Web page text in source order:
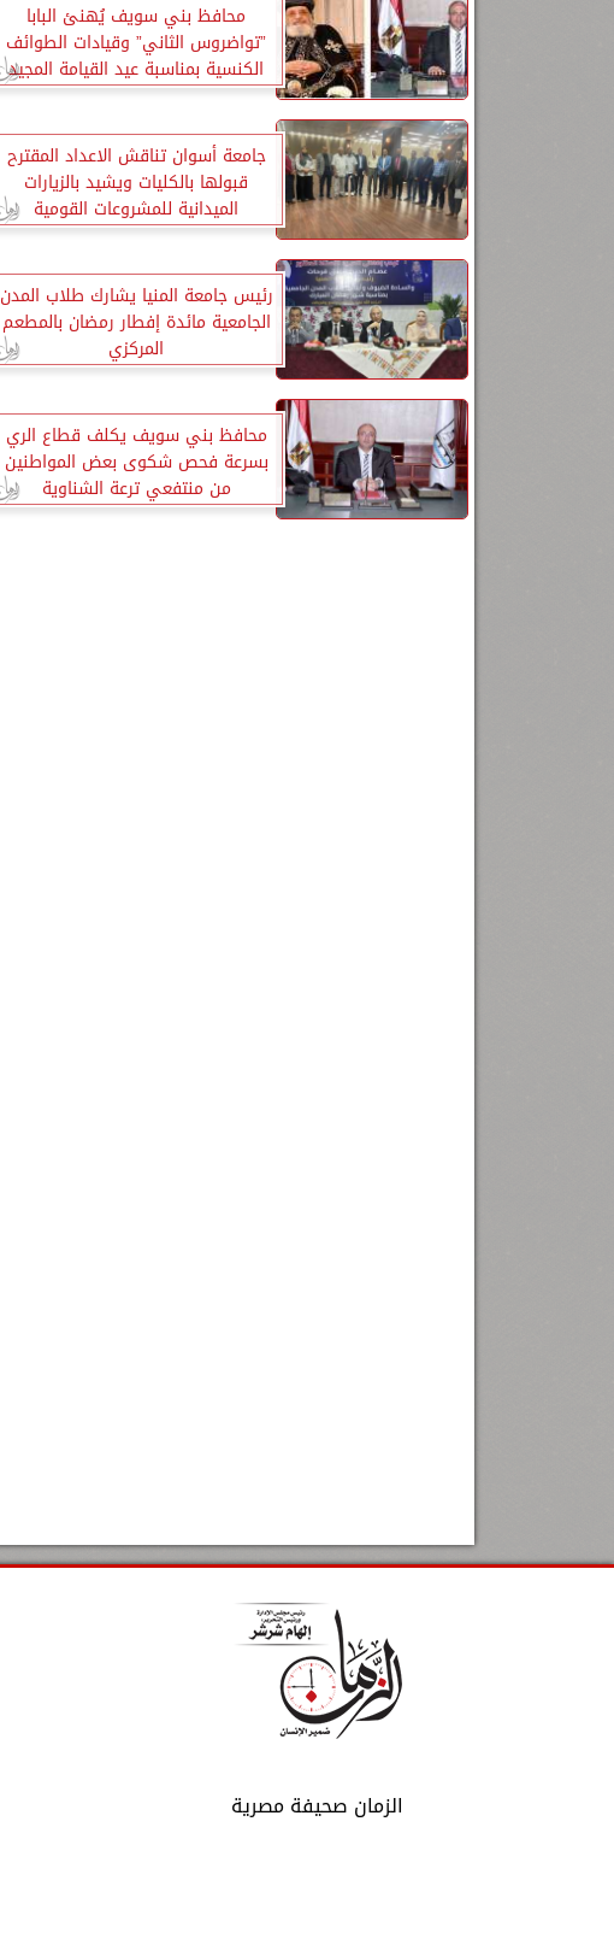
محافظ بني سويف يُهنئ البابا
”تواضروس الثاني” وقيادات الطوائف
الكنسية بمناسبة عيد القيامة المجيد
جامعة أسوان تناقش الاعداد المقترح
قبولها بالكليات ويشيد بالزيارات
الميدانية للمشروعات القومية
رئيس جامعة المنيا يشارك طلاب المدن
الجامعية مائدة إفطار رمضان بالمطعم
المركزي
محافظ بني سويف يكلف قطاع الري
بسرعة فحص شكوى بعض المواطنين
من منتفعي ترعة الشناوية
الزمان صحيفة مصرية